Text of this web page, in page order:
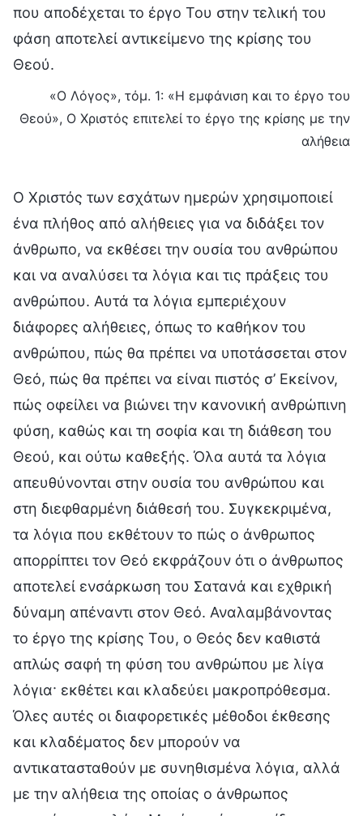
που αποδέχεται το έργο Του στην τελική του
φάση αποτελεί αντικείμενο της κρίσης του
Θεού.
«Ο Λόγος», τόμ. 1: «Η εμφάνιση και το έργο του
Θεού», Ο Χριστός επιτελεί το έργο της κρίσης με την
αλήθεια
Ο Χριστός των εσχάτων ημερών χρησιμοποιεί
ένα πλήθος από αλήθειες για να διδάξει τον
άνθρωπο, να εκθέσει την ουσία του ανθρώπου
και να αναλύσει τα λόγια και τις πράξεις του
ανθρώπου. Αυτά τα λόγια εμπεριέχουν
διάφορες αλήθειες, όπως το καθήκον του
ανθρώπου, πώς θα πρέπει να υποτάσσεται στον
Θεό, πώς θα πρέπει να είναι πιστός σ’ Εκείνον,
πώς οφείλει να βιώνει την κανονική ανθρώπινη
φύση, καθώς και τη σοφία και τη διάθεση του
Θεού, και ούτω καθεξής. Όλα αυτά τα λόγια
απευθύνονται στην ουσία του ανθρώπου και
στη διεφθαρμένη διάθεσή του. Συγκεκριμένα,
τα λόγια που εκθέτουν το πώς ο άνθρωπος
απορρίπτει τον Θεό εκφράζουν ότι ο άνθρωπος
αποτελεί ενσάρκωση του Σατανά και εχθρική
δύναμη απέναντι στον Θεό. Αναλαμβάνοντας
το έργο της κρίσης Του, ο Θεός δεν καθιστά
απλώς σαφή τη φύση του ανθρώπου με λίγα
λόγια· εκθέτει και κλαδεύει μακροπρόθεσμα.
Όλες αυτές οι διαφορετικές μέθοδοι έκθεσης
και κλαδέματος δεν μπορούν να
αντικατασταθούν με συνηθισμένα λόγια, αλλά
με την αλήθεια της οποίας ο άνθρωπος